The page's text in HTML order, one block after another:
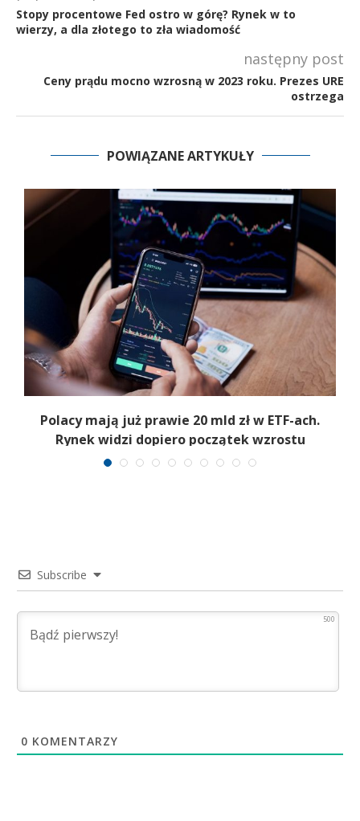
Stopy procentowe Fed ostro w górę? Rynek w to
wierzy, a dla złotego to zła wiadomość
następny post
Ceny prądu mocno wzrosną w 2023 roku. Prezes URE
ostrzega
POWIĄZANE ARTYKUŁY
Polacy mają już prawie 20 mld zł w ETF-ach.
Rynek widzi dopiero początek wzrostu
Subscribe
500
0 KOMENTARZY